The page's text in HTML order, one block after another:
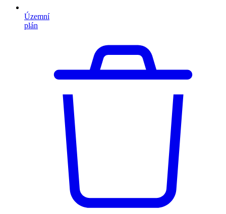
Územní
plán